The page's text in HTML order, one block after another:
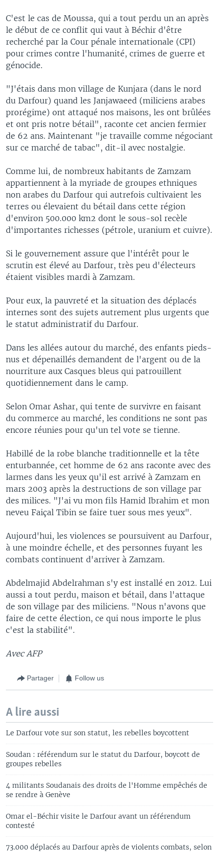
C'est le cas de Moussa, qui a tout perdu un an après
le début de ce conflit qui vaut à Béchir d'être
recherché par la Cour pénale internationale (CPI)
pour crimes contre l'humanité, crimes de guerre et
génocide.
"J'étais dans mon village de Kunjara (dans le nord
du Darfour) quand les Janjawaeed (miliciens arabes
prorégime) ont attaqué nos maisons, les ont brûlées
et ont pris notre bétail", raconte cet ancien fermier
de 62 ans. Maintenant "je travaille comme négociant
sur ce marché de tabac", dit-il avec nostalgie.
Comme lui, de nombreux habitants de Zamzam
appartiennent à la myriade de groupes ethniques
non arabes du Darfour qui autrefois cultivaient les
terres ou élevaient du bétail dans cette région
d'environ 500.000 km2 dont le sous-sol recèle
d'importantes richesses (pétrole, uranium et cuivre).
Si le gouvernement assure que l'intérêt pour le
scrutin est élevé au Darfour, très peu d'électeurs
étaient visibles mardi à Zamzam.
Pour eux, la pauvreté et la situation des déplacés
internes sont des sujets autrement plus urgents que
le statut administratif du Darfour.
Dans les allées autour du marché, des enfants pieds-
nus et dépenaillés demandent de l'argent ou de la
nourriture aux Casques bleus qui patrouillent
quotidiennement dans le camp.
Selon Omar Ashar, qui tente de survivre en faisant
du commerce au marché, les conditions ne sont pas
encore réunies pour qu'un tel vote se tienne.
Habillé de la robe blanche traditionnelle et la tête
enturbannée, cet homme de 62 ans raconte avec des
larmes dans les yeux qu'il est arrivé à Zamzam en
mars 2003 après la destructions de son village par
des milices. "J'ai vu mon fils Hamid Ibrahim et mon
neveu Faiçal Tibin se faire tuer sous mes yeux".
Aujourd'hui, les violences se poursuivent au Darfour,
à une moindre échelle, et des personnes fuyant les
combats continuent d'arriver à Zamzam.
Abdelmajid Abdelrahman s'y est installé en 2012. Lui
aussi a tout perdu, maison et bétail, dans l'attaque
de son village par des miliciens. "Nous n'avons que
faire de cette élection, ce qui nous importe le plus
c'est la stabilité".
Avec AFP
Partager Follow us
A lire aussi
Le Darfour vote sur son statut, les rebelles boycottent
Soudan : référendum sur le statut du Darfour, boycott de
groupes rebelles
4 militants Soudanais des droits de l'Homme empêchés de
se rendre à Genève
Omar el-Béchir visite le Darfour avant un référendum
contesté
73.000 déplacés au Darfour après de violents combats, selon